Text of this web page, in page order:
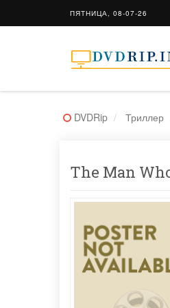
ПЯТНИЦА, 08-07-26
DVDRip Триллер
The Man